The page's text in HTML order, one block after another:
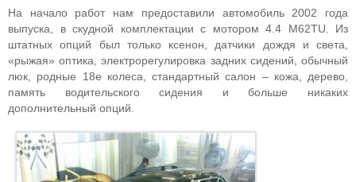
На начало работ нам предоставили автомобиль 2002 года
выпуска, в скудной комплектации с мотором 4.4 М62TU. Из
штатных опций был только ксенон, датчики дождя и света,
«рыжая» оптика, электрорегулировка задних сидений, обычный
люк, родные 18е колеса, стандартный салон – кожа, дерево,
память водительского сидения и больше никаких
дополнительный опций.